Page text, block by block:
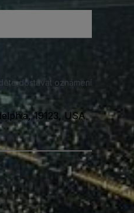
dostávat oznámení
19123, USA